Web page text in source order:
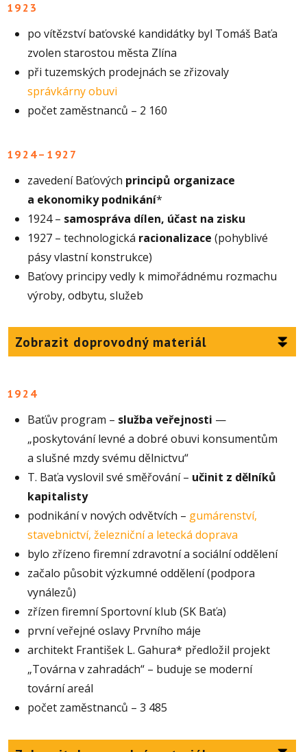
1923
po vítězství baťovské kandidátky byl Tomáš Baťa
zvolen starostou města Zlína
při tuzemských prodejnách se zřizovaly
správkárny obuvi
počet zaměstnanců – 2 160
1924–1927
zavedení Baťových principů organizace
a ekonomiky podnikání*
1924 – samospráva dílen, účast na zisku
1927 – technologická racionalizace (pohyblivé
pásy vlastní konstrukce)
Baťovy principy vedly k mimořádnému rozmachu
výroby, odbytu, služeb
Zobrazit doprovodný materiál
1924
Baťův program – služba veřejnosti —
„poskytování levné a dobré obuvi konsumentům
a slušné mzdy svému dělnictvu“
T. Baťa vyslovil své směřování – učinit z dělníků
kapitalisty
podnikání v nových odvětvích – gumárenství,
stavebnictví, železniční a letecká doprava
bylo zřízeno firemní zdravotní a sociální oddělení
začalo působit výzkumné oddělení (podpora
vynálezů)
zřízen firemní Sportovní klub (SK Baťa)
první veřejné oslavy Prvního máje
architekt František L. Gahura* předložil projekt
„Továrna v zahradách“ – buduje se moderní
tovární areál
počet zaměstnanců – 3 485